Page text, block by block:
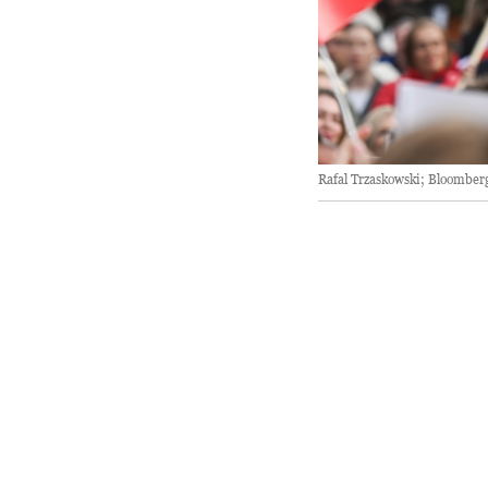
Rafal Trzaskowski;